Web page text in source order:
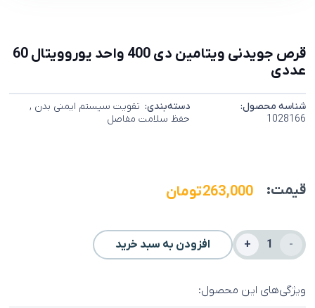
قرص جویدنی ویتامین دی 400 واحد یوروویتال 60
عددی
شناسه محصول:
1028166
دسته‌بندی: تقویت سیستم ایمنی بدن ,
حفظ سلامت مفاصل
قیمت: 263,000تومان
قرص
ویتامین
افزودن به سبد خرید
ویژگی‌های این محصول: